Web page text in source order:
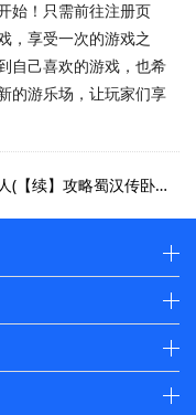
始！只需前往注册页
，享受一次的游戏之
自己喜欢的游戏，也希
的游乐场，让玩家们享
上一篇：攻略蜀汉传卧龙篇，打败强大敌人(【续】攻略蜀汉传卧龙篇：战胜强敌的方法)